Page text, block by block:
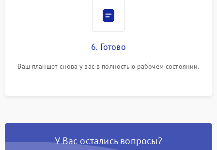
6. Готово
Ваш планшет снова у вас в полностью рабочем состоянии.
У Вас остались вопросы?